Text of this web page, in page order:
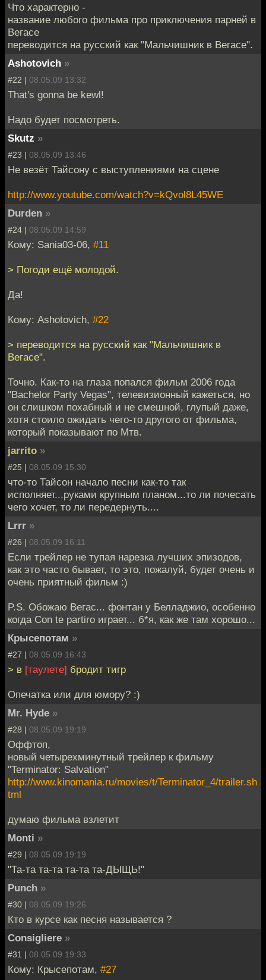
Что характерно -
название любого фильма про приключения парней в
Вегасе
переводится на русский как "Мальчишник в Вегасе".
Ashotovich »
#22 | 08.05.09 13:32
That's gonna be kewl!
Надо будет посмотреть.
Skutz »
#23 | 08.05.09 13:46
Не везёт Тайсону с выступлениями на сцене
http://www.youtube.com/watch?v=kQvol8L45WE
Durden »
#24 | 08.05.09 14:59
Кому: Sania03-06, #11
> Погоди ещё молодой.
Да!
Кому: Ashotovich, #22
> переводится на русский как "Мальчишник в
Вегасе".
Точно. Как-то на глаза попался фильм 2006 года
"Bachelor Party Vegas", телевизионный кажеться, но
он слишком похабный и не смешной, глупый даже,
хотя стоило ожидать чего-то другого от фильма,
который показывают по Мтв.
jarrito »
#25 | 08.05.09 15:30
что-то Тайсон начало песни как-то так
исполняет...руками крупным планом...то ли почесать
чего хочет, то ли передернуть....
Lrrr »
#26 | 08.05.09 16:11
Если трейлер не тупая нарезка лучших эпизодов,
как это часто бывает, то это, пожалуй, будет очень и
очень приятный фильм :)
P.S. Обожаю Вегас... фонтан у Белладжио, особенно
когда Con te partiro играет... б*я, как же там хорошо...
Крысепотам »
#27 | 08.05.09 16:43
> в [таулете] бродит тигр
Опечатка или для юмору? :)
Mr. Hyde »
#28 | 08.05.09 19:19
Оффтоп,
новый четырехминутный трейлер к фильму
"Terminator: Salvation"
http://www.kinomania.ru/movies/t/Terminator_4/trailer.sh
tml
думаю фильма взлетит
Monti »
#29 | 08.05.09 19:19
"Та-та та-та та-та та-ДЫЩЬ!"
Punch »
#30 | 08.05.09 19:26
Кто в курсе как песня называется ?
Consigliere »
#31 | 08.05.09 19:33
Кому: Крысепотам, #27